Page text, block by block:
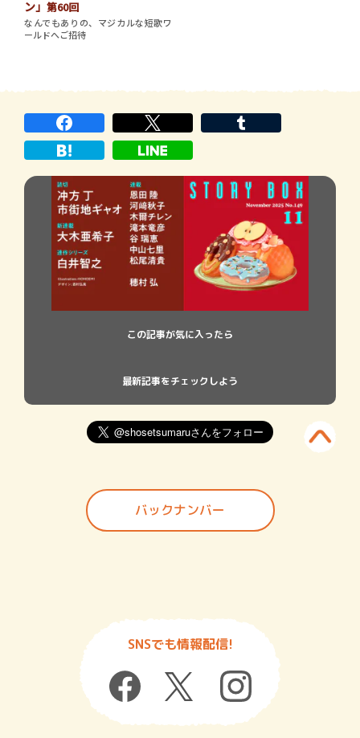
ン」 第60回
なんでもありの、マジカルな短歌ワ
ールドへご招待
この記事が気に入ったら
最新記事をチェックしよう
バックナンバー
SNSでも情報配信!